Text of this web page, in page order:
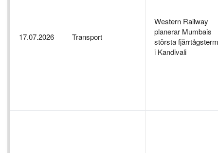
17.07.2026 Transport
Western Railway
planerar Mumbais
största
i Kandivali